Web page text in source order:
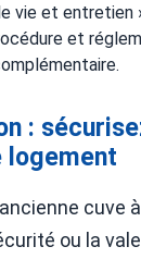
vie et entretien
et
:
logement
cuve
ou la